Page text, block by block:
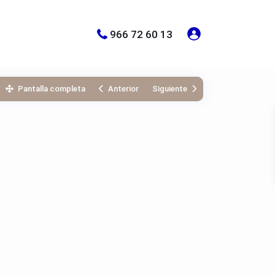
966 72 60 13
Pantalla completa Anterior Siguiente